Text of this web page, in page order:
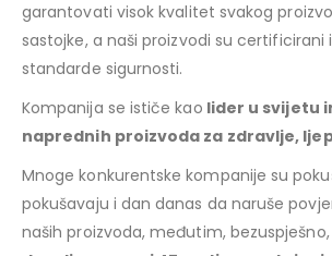
garantovati visok kvalitet svakog
sastojke, a naši proizvodi su certificirani
standarde sigurnosti.
Kompanija se ističe kao lider u svijetu
naprednih proizvoda za zdravlje,
Mnoge konkurentske kompanije su
pokušavaju i dan danas da naruše
naših proizvoda, međutim, bezuspješno,